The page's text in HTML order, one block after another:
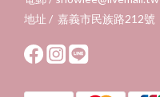
地址 / 嘉義市民族路212號